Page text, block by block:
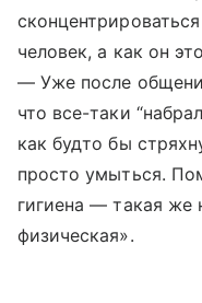
человек, а как он
— Уже после
что все-таки
как будто бы
просто умыться.
гигиена — такая же
физическая».